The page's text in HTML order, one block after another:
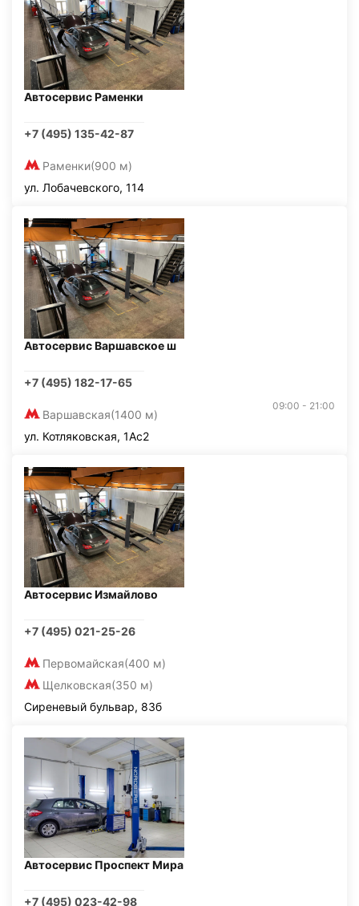
Автосервис Раменки
+7 (495) 135-42-87
Раменки(900 м)
ул. Лобачевского, 114
Автосервис Варшавское ш
+7 (495) 182-17-65
Варшавская(1400 м)
09:00 - 21:00
ул. Котляковская, 1Ас2
Автосервис Измайлово
+7 (495) 021-25-26
Первомайская(400 м)
Щелковская(350 м)
Сиреневый бульвар, 83б
Автосервис Проспект Мира
+7 (495) 023-42-98